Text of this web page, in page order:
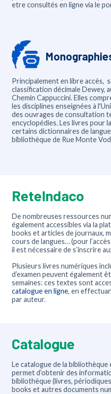
etre consultés en ligne via le
Principalement en libre accès,
classification décimale Dewey,
Chemin Cappuccini. Elles
les disciplines enseignées à
des ouvrages de consultation
encyclopédies. Les livres pour
certains dictionnaires de
bibliothèque de Rue Monte
ReteIndaco
De nombreuses ressources
également accessibles via la
books et articles de journaux,
cours de langues… (pour
il est nécessaire de s’inscrire
Plusieurs livres numériques
d’examen peuvent également
semaines: ces textes sont
catalogue en ligne, en
par auteur.
Catalogue
Le catalogue de la bibliothèque
permet d’obtenir des
bibliothèque (livres,
books et autres documents